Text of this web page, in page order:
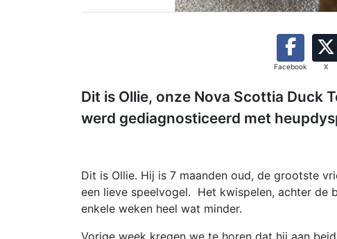
Facebook X
Dit is Ollie, onze Nova Scottia Duck
werd gediagnosticeerd met
Dit is Ollie. Hij is 7 maanden oud, de grootste
een lieve speelvogel. Het kwispelen, achter de
enkele weken heel wat minder.
Vorige week kregen we te horen dat hij aan